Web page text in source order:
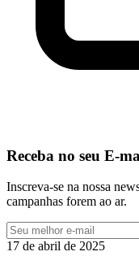
Receba no seu E-
Inscreva-se na nossa
campanhas forem ao ar.
17 de abril de 2025